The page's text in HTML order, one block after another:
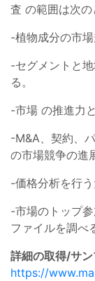
査 の範囲は次の
-植物成分の市場
-セグメントと
る。
-市場 の推進力
-M&A、契約、
の市場競争の進
-価格分析を行
-市場のトップ
ファイルを調べ
詳細の取得/サ
https://